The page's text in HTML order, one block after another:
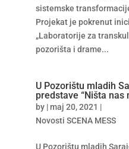
sistemske
Projekat je pokrenut
„Laboratorije za
pozorišta i drame...
U Pozorištu mladih
predstave “Ništa nas
by |maj 20, 2021 |
Novosti SCENA MESS
U Pozorištu mladih